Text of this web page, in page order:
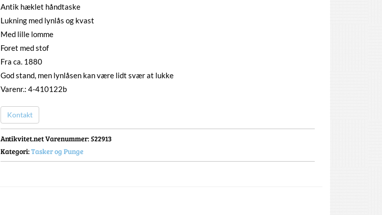
Antik hæklet håndtaske
Lukning med lynlås og kvast
Med lille lomme
Foret med stof
Fra ca. 1880
God stand, men lynlåsen kan være lidt svær at lukke
Varenr.: 4-410122b
Kontakt
Antikvitet.net Varenummer: 522913
Kategori:Tasker og Punge